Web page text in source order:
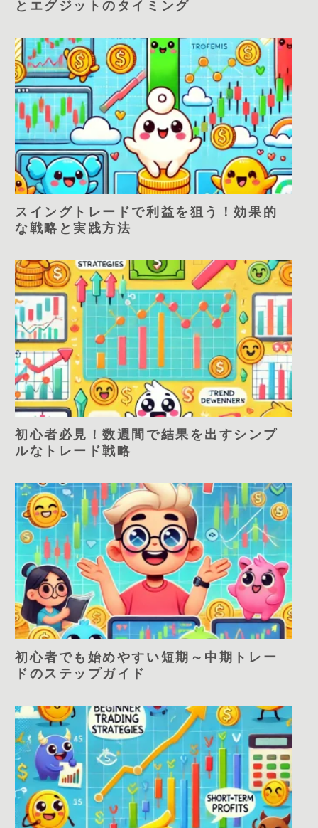
とエグジットのタイミング
スイングトレードで利益を狙う！効果的
な戦略と実践方法
初心者必見！数週間で結果を出すシンプ
ルなトレード戦略
初心者でも始めやすい短期～中期トレー
ドのステップガイド